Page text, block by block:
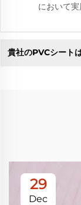
において実
貴社のPVCシート
29
Dec